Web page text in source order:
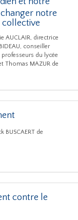
notre
collective
AUCLAIR, directrice
conseiller
professeurs du lycée
Thomas MAZUR de
peuvent ils
BUSCAERT de
6 émissions sur la
contre le